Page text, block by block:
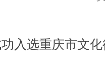
入选重庆市文